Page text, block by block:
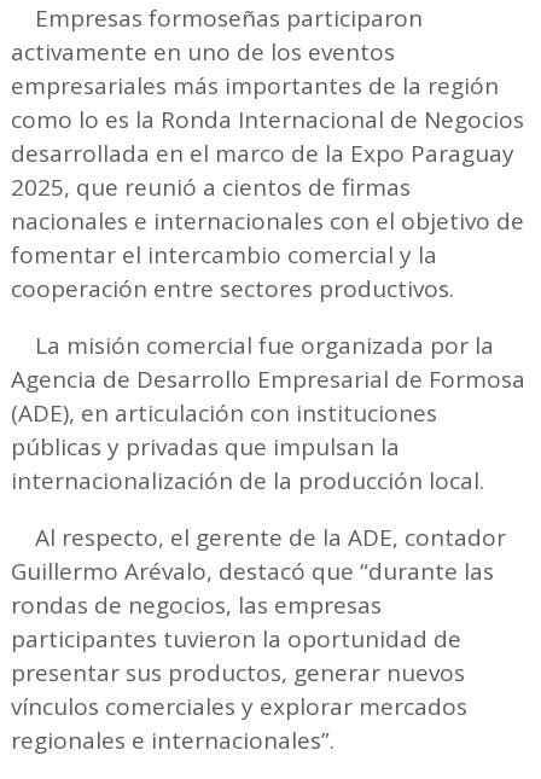
Empresas formoseñas participaron
activamente en uno de los eventos
empresariales más importantes de la región
como lo es la Ronda Internacional de Negocios
desarrollada en el marco de la Expo Paraguay
2025, que reunió a cientos de firmas
nacionales e internacionales con el objetivo de
fomentar el intercambio comercial y la
cooperación entre sectores productivos.
La misión comercial fue organizada por la
Agencia de Desarrollo Empresarial de Formosa
(ADE), en articulación con instituciones
públicas y privadas que impulsan la
internacionalización de la producción local.
Al respecto, el gerente de la ADE, contador
Guillermo Arévalo, destacó que “durante las
rondas de negocios, las empresas
participantes tuvieron la oportunidad de
presentar sus productos, generar nuevos
vínculos comerciales y explorar mercados
regionales e internacionales”.